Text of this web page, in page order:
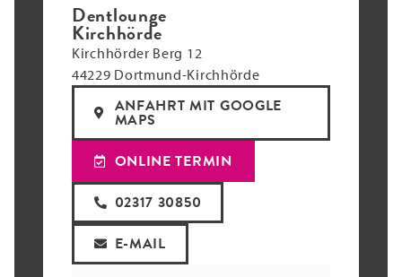
Dentlounge
Kirchhörde
Kirchhörder Berg 12
44229 Dortmund-Kirchhörde
ANFAHRT MIT GOOGLE
MAPS
ONLINE TERMIN
02317 30850
E-MAIL